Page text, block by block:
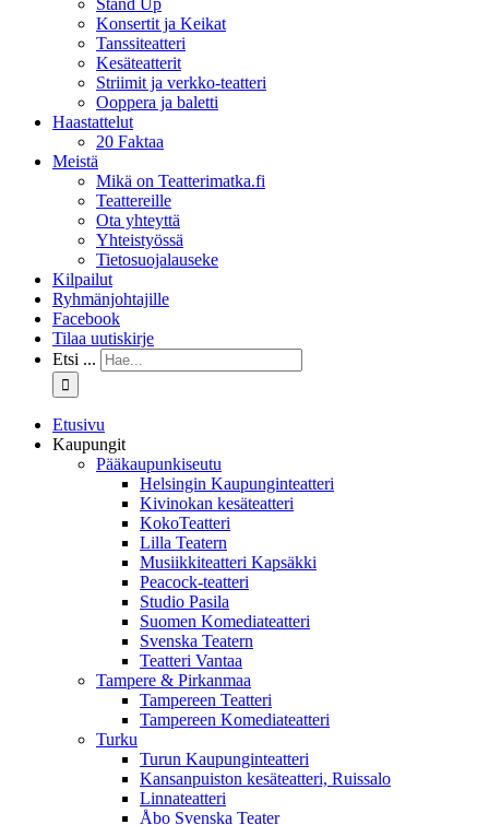
Stand Up
Konsertit ja Keikat
Tanssiteatteri
Kesäteatterit
Striimit ja verkko-teatteri
Ooppera ja baletti
Haastattelut
20 Faktaa
Meistä
Mikä on Teatterimatka.fi
Teattereille
Ota yhteyttä
Yhteistyössä
Tietosuojalauseke
Kilpailut
Ryhmänjohtajille
Facebook
Tilaa uutiskirje
Etsi ...
Etusivu
Kaupungit
Pääkaupunkiseutu
Helsingin Kaupunginteatteri
Kivinokan kesäteatteri
KokoTeatteri
Lilla Teatern
Musiikkiteatteri Kapsäkki
Peacock-teatteri
Studio Pasila
Suomen Komediateatteri
Svenska Teatern
Teatteri Vantaa
Tampere & Pirkanmaa
Tampereen Teatteri
Tampereen Komediateatteri
Turku
Turun Kaupunginteatteri
Kansanpuiston kesäteatteri, Ruissalo
Linnateatteri
Åbo Svenska Teater